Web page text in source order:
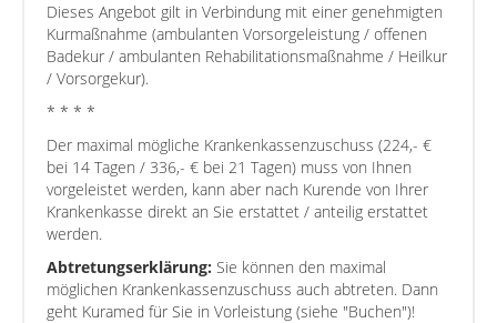
Dieses Angebot gilt in Verbindung mit einer genehmigten
Kurmaßnahme (ambulanten Vorsorgeleistung / offenen
Badekur / ambulanten Rehabilitationsmaßnahme / Heilkur
/ Vorsorgekur).
* * * *
Der maximal mögliche Krankenkassenzuschuss (224,- €
bei 14 Tagen / 336,- € bei 21 Tagen) muss von Ihnen
vorgeleistet werden, kann aber nach Kurende von Ihrer
Krankenkasse direkt an Sie erstattet / anteilig erstattet
werden.
Abtretungserklärung: Sie können den maximal
möglichen Krankenkassenzuschuss auch abtreten. Dann
geht Kuramed für Sie in Vorleistung (siehe "Buchen")!